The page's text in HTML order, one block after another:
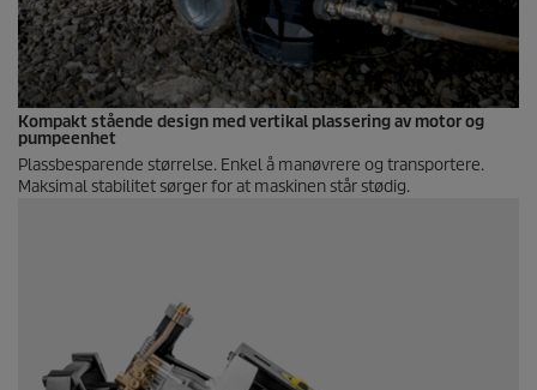
Kompakt stående design med vertikal plassering av motor og
pumpeenhet
Plassbesparende størrelse. Enkel å manøvrere og transportere.
Maksimal stabilitet sørger for at maskinen står stødig.